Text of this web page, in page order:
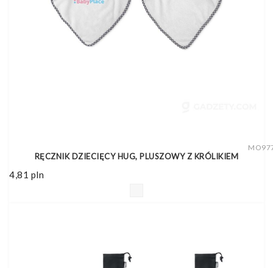
RĘCZNIK DZIECIĘCY HUG, PLUSZOWY Z KRÓLIKIEM
4,81 pln